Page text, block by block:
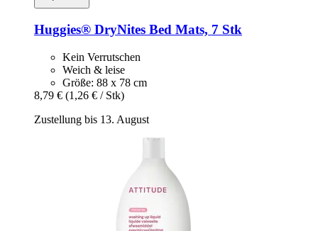
Huggies® DryNites Bed Mats, 7 Stk
Kein Verrutschen
Weich & leise
Größe: 88 x 78 cm
8,79 € (1,26 € / Stk)
Zustellung bis 13. August